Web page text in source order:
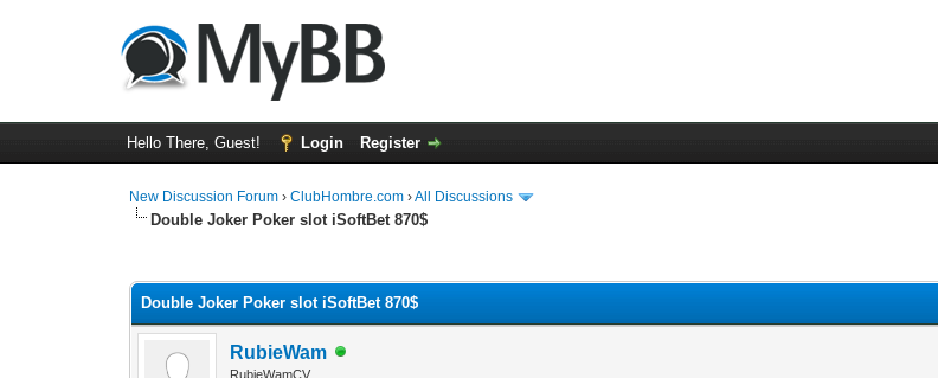
Hello There, Guest! Login Register
New Discussion Forum ›ClubHombre.com ›All Discussions
Double Joker Poker slot iSoftBet 870$
Double Joker Poker slot iSoftBet 870$
RubieWam
RubieWamCV